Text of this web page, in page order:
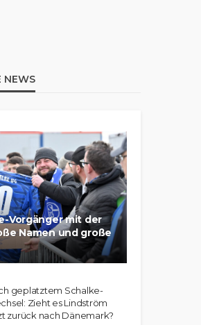
NEWS
Vorgänger mit der
Namen und große
geplatztem Schalke-
Zieht es Lindström
zurück nach Dänemark?